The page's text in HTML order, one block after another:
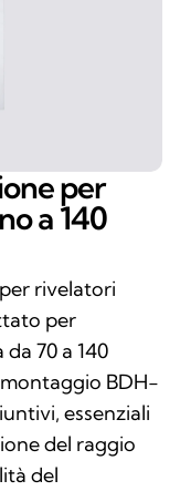
per
a 140
rivelatori
per
70 a 140
BDH-
essenziali
del raggio
del